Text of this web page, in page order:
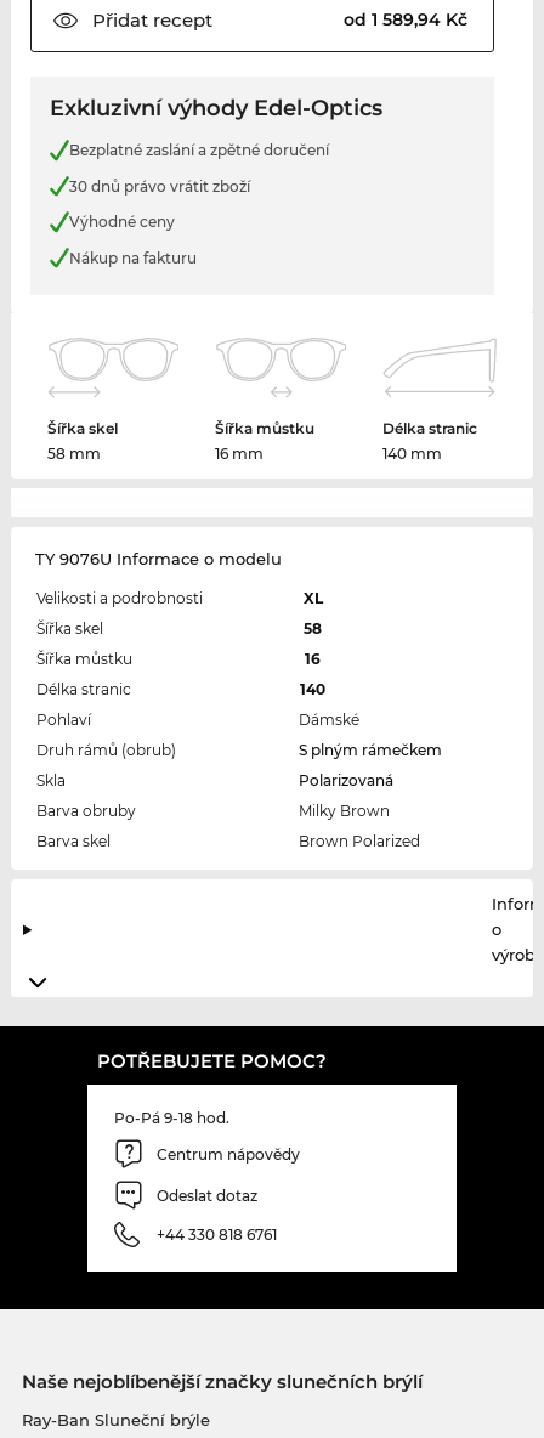
Přidatrecept od 1 589,94 Kč
Exkluzivní výhody Edel-Optics
Bezplatné zaslání a zpětné doručení
30 dnů právo vrátit zboží
Výhodné ceny
Nákup na fakturu
Šířka skel
58 mm
Šířka můstku
16 mm
Délka stranic
140 mm
TY 9076U Informace o modelu
Velikosti a podrobnosti
XL
Šířka skel
58
Šířka můstku
16
Délka stranic
140
Pohlaví
Dámské
Druh rámů (obrub)
S plným rámečkem
Skla
Polarizovaná
Barva obruby
Milky Brown
Barva skel
Brown Polarized
o
POTŘEBUJETE POMOC?
Po-Pá 9-18 hod.
Centrum nápovědy
Odeslat dotaz
+44 330 818 6761
Naše nejoblíbenější značky slunečních brýlí
Ray-Ban Sluneční brýle